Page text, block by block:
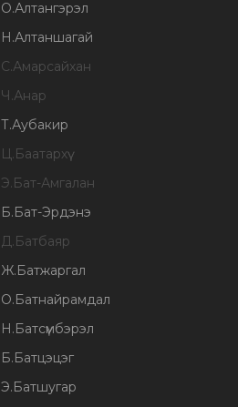
О.Алтангэрэл
Н.Алтаншагай
С.Амарсайхан
Ч.Анар
Т.Аубакир
Ц.Баатархүү
Э.Бат-Амгалан
Б.Бат-Эрдэнэ
Д.Батбаяр
Ж.Батжаргал
О.Батнайрамдал
Н.Батсүмбэрэл
Б.Батцэцэг
Э.Батшугар